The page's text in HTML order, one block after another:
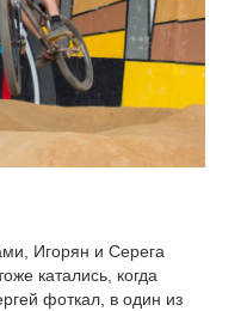
Игорян и Серега
катались, когда
фоткал, в один из